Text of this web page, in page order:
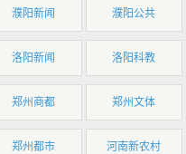
濮阳新闻 濮阳公共
洛阳新闻 洛阳科教
郑州商都 郑州文体
郑州都市 河南新农村